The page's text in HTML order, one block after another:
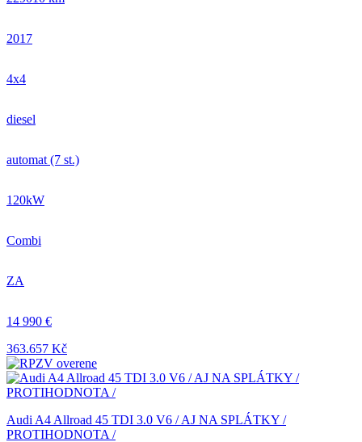
2017
4x4
diesel
automat (7 st.)
120kW
Combi
ZA
14 990 €
363.657 Kč
Audi A4 Allroad 45 TDI 3.0 V6 / AJ NA SPLÁTKY /
PROTIHODNOTA /